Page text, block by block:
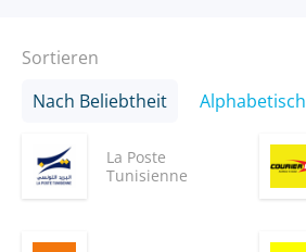
Sortieren
Nach Beliebtheit
Alphabetisch
La Poste
Tunisienne